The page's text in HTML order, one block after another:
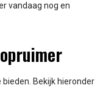
vandaag nog en
Bekijk hieronder